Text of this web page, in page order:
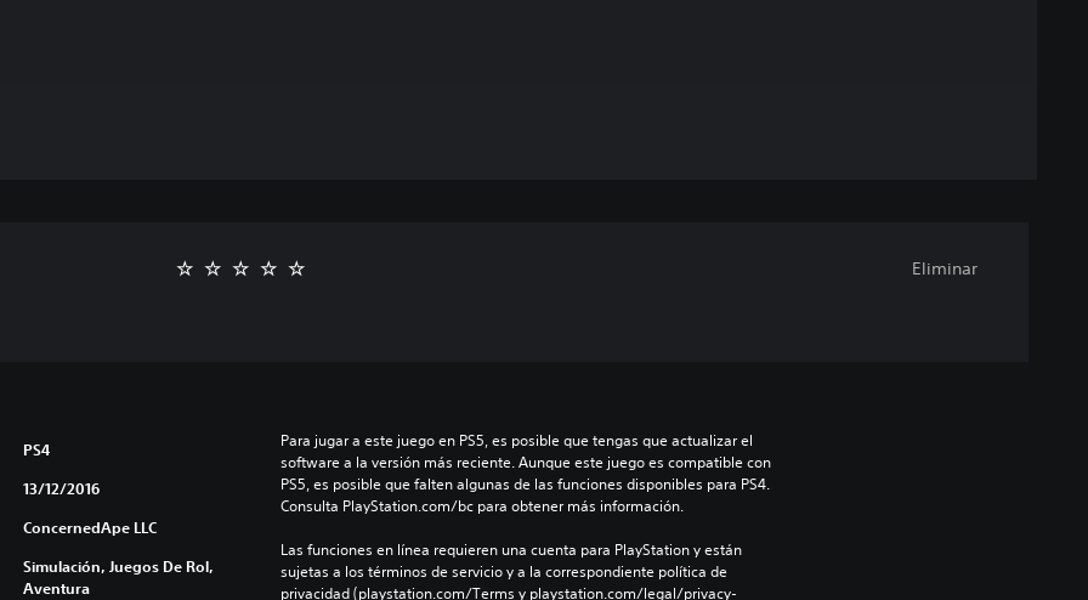
Eliminar
PS4
13/12/2016
ConcernedApe LLC
Simulación, Juegos De Rol,
Aventura
Para jugar a este juego en PS5, es posible que tengas que actualizar el
software a la versión más reciente. Aunque este juego es compatible con
PS5, es posible que falten algunas de las funciones disponibles para PS4.
Consulta PlayStation.com/bc para obtener más información.
Las funciones en línea requieren una cuenta para PlayStation y están
sujetas a los términos de servicio y a la correspondiente política de
privacidad (playstation.com/Terms y playstation.com/legal/privacy-